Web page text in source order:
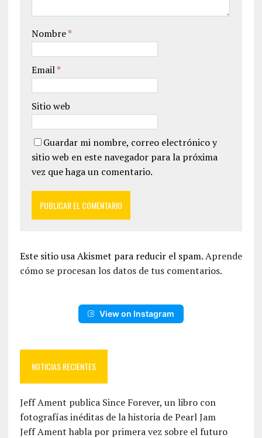
Nombre*
Email*
Sitio web
Guardar mi nombre, correo electrónico y
sitio web en este navegador para la próxima
vez que haga un comentario.
Este sitio usa Akismet para reducir el spam.Aprende
cómo se procesan los datos de tus comentarios.
View on Instagram
NOTICIAS RECIENTES
Jeff Ament publica Since Forever, un libro con
fotografías inéditas de la historia de Pearl Jam
Jeff Ament habla por primera vez sobre el futuro